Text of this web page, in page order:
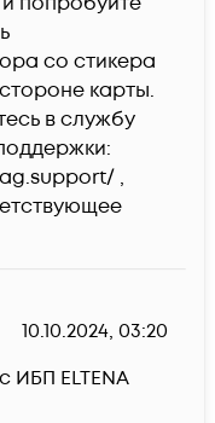
со стикера
карты.
в службу
,
10.10.2024, 03:20
ELTENA